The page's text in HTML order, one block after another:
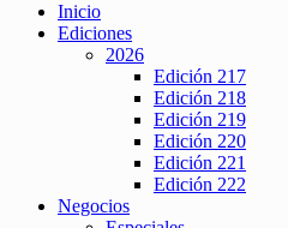
Inicio
Ediciones
2026
Edición 217
Edición 218
Edición 219
Edición 220
Edición 221
Edición 222
Negocios